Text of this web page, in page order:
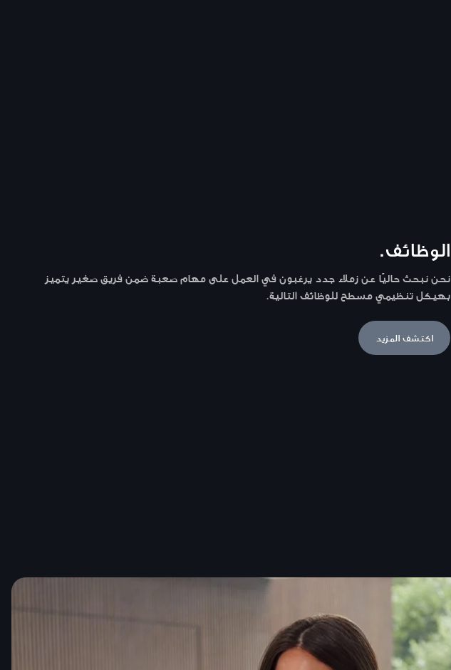
الوظائف.
نحن نبحث حاليًا عن زملاء جدد يرغبون في العمل على مهام صعبة ضمن فريق صغير يتميز
بهيكل تنظيمي مسطح للوظائف التالية.
اكتشف المزيد